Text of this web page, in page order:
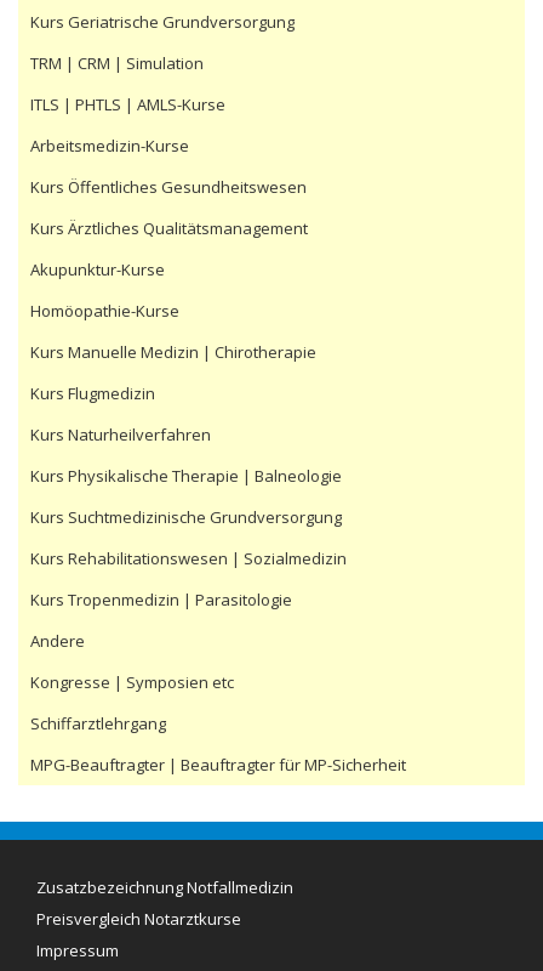
Kurs Geriatrische Grundversorgung
TRM | CRM | Simulation
ITLS | PHTLS | AMLS-Kurse
Arbeitsmedizin-Kurse
Kurs Öffentliches Gesundheitswesen
Kurs Ärztliches Qualitätsmanagement
Akupunktur-Kurse
Homöopathie-Kurse
Kurs Manuelle Medizin | Chirotherapie
Kurs Flugmedizin
Kurs Naturheilverfahren
Kurs Physikalische Therapie | Balneologie
Kurs Suchtmedizinische Grundversorgung
Kurs Rehabilitationswesen | Sozialmedizin
Kurs Tropenmedizin | Parasitologie
Andere
Kongresse | Symposien etc
Schiffarztlehrgang
MPG-Beauftragter | Beauftragter für MP-Sicherheit
Zusatzbezeichnung Notfallmedizin
Preisvergleich Notarztkurse
Aktuelle Preise (08/2016):
Impressum